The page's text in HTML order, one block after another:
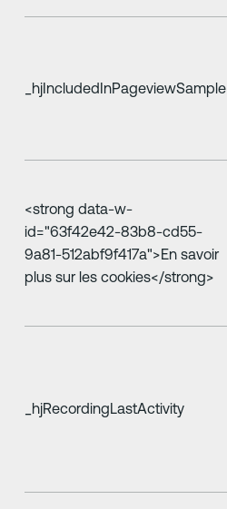
_hjIncludedInPageviewSample
‍<strong data-w-
id="63f42e42-83b8-cd55-
9a81-512abf9f417a">En savoir
plus sur les cookies</strong>
_hjRecordingLastActivity